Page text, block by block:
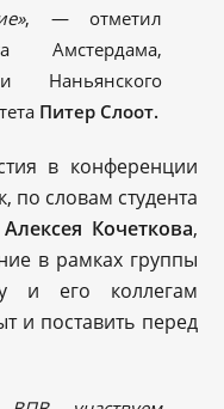
, — отметил
Амстердама,
Наньянского
Питер Слоот.
в конференции
по словам студента
Алексея Кочеткова,
в рамках группы
и его коллегам
и поставить перед